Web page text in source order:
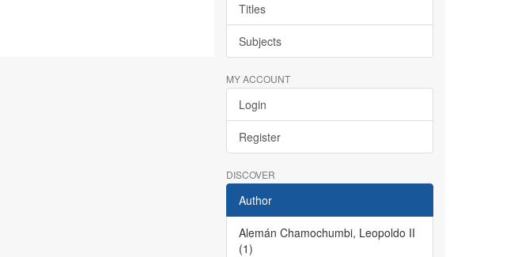
Titles
Subjects
MY ACCOUNT
Login
Register
DISCOVER
Author
Alemán Chamochumbi, Leopoldo II
(1)